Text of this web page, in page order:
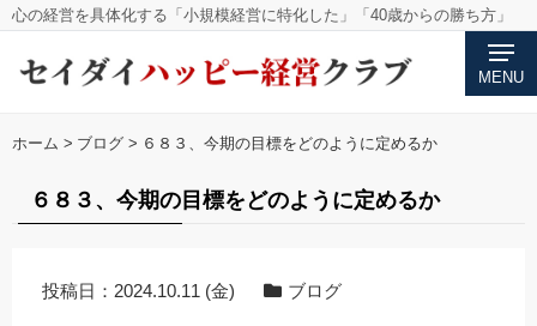
心の経営を具体化する「小規模経営に特化した」「40歳からの勝ち方」
MENU
ホーム > ブログ > ６８３、今期の目標をどのように定めるか
６８３、今期の目標をどのように定めるか
投稿日： 2024.10.11 (金) ブログ